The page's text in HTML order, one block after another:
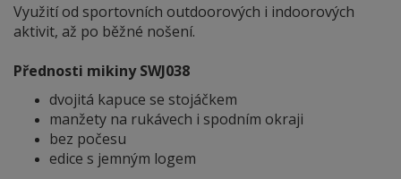
Využití od sportovních outdoorových i indoorových
aktivit, až po běžné nošení.
Přednosti mikiny SWJ038
dvojitá kapuce se stojáčkem
manžety na rukávech i spodním okraji
bez počesu
edice s jemným logem